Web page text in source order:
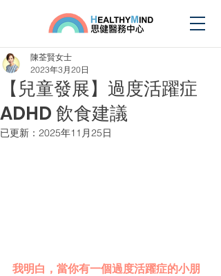
【兒童發展】過度活躍症
ADHD 飲食建議
陳荃賢女士
2023年3月20日
已更新： 2025年11月25日
我明⽩，當你有⼀個過度活躍症的⼩朋